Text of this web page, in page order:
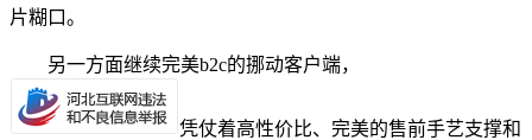
片糊口。
另一方面继续完美b2c的挪动客户端，
凭仗着高性价比、完美的售前手艺支撑和